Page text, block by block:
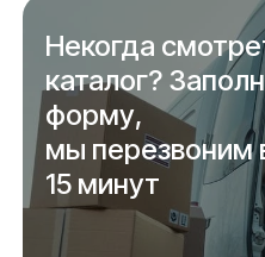
Некогда
каталог?
форму,
мы перезвоним
15 минут